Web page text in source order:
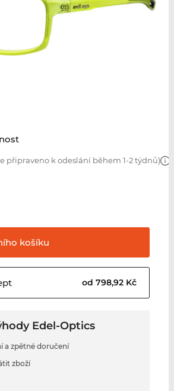
připraveno k odeslání během 1-2 týdnů)
košíku
od 798,92 Kč
Edel-Optics
a zpětné doručení
zboží